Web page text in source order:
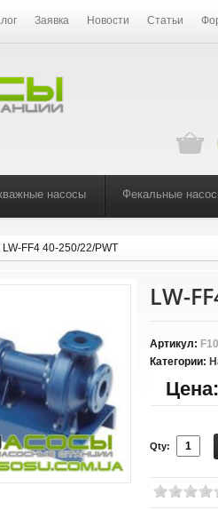
Заявка Новости Статьи
насосы Фекальные
LW-FF4 40-250/22/PWT
LW-
Артикул:
Категории:
Цена:
Qty: